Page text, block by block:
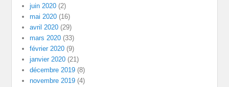
juin 2020 (2)
mai 2020 (16)
avril 2020 (29)
mars 2020 (33)
février 2020 (9)
janvier 2020 (21)
décembre 2019 (8)
novembre 2019 (4)